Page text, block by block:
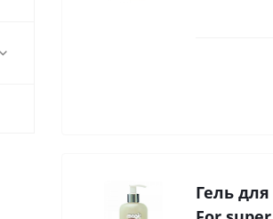
Гель